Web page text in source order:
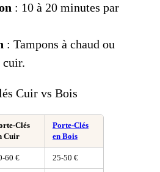
: 10 à 20 minutes par
: Tampons à chaud ou
cuir.
Cuir vs Bois
Clés
Cuir
Porte-Clés
en Bois
60 € 25-50 €